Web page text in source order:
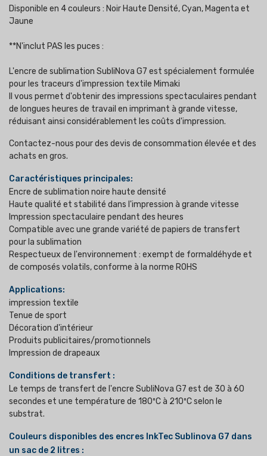
Disponible en 4 couleurs : Noir Haute Densité, Cyan, Magenta et
Jaune
**N'inclut PAS les puces :
L'encre de sublimation SubliNova G7 est spécialement formulée
pour les traceurs d'impression textile Mimaki
Il vous permet d'obtenir des impressions spectaculaires pendant
de longues heures de travail en imprimant à grande vitesse,
réduisant ainsi considérablement les coûts d'impression.
Contactez-nous pour des devis de consommation élevée et des
achats en gros.
Caractéristiques principales:
Encre de sublimation noire haute densité
Haute qualité et stabilité dans l'impression à grande vitesse
Impression spectaculaire pendant des heures
Compatible avec une grande variété de papiers de transfert
pour la sublimation
Respectueux de l'environnement : exempt de formaldéhyde et
de composés volatils, conforme à la norme ROHS
Applications:
impression textile
Tenue de sport
Décoration d'intérieur
Produits publicitaires/promotionnels
Impression de drapeaux
Conditions de transfert :
Le temps de transfert de l'encre SubliNova G7 est de 30 à 60
secondes et une température de 180ºC à 210ºC selon le
substrat.
Couleurs disponibles des encres InkTec Sublinova G7 dans
un sac de 2 litres :